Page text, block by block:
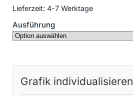
Lieferzeit: 4-7 Werktage
Ausführung
Grafik individualisieren